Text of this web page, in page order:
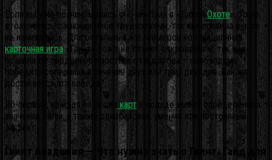
Если вы уже познакомились с «Гвинтом» в «Дикой Охоте», то не
столкнетесь с какими-либо трудностями, так как правила в игре
не изменились. Для остальных же геймеров коллекционная
карточная игра«Гвинт» тоже не станет откровением, так как
правила её предельно просты и стандартны – необходимо
победить соперника в течение двух или трех раундов. Как же
достигается эта победа?
Во-первых, каждая из ваших карт в колоде имеет определенное
значение силы, а также одноразовое умение или постоянный
эффект.
Гвинт Академия — Что нужно знать о Гвинт. Гайд для